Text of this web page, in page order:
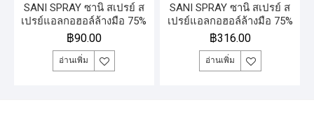
SANI SPRAY ซานิ สเปรย์ ส
เปรย์แอลกอฮอล์ล้างมือ 75%
v/v แกลลอน 1 ลิตร
฿90.00
อ่านเพิ่ม
SANI SPRAY ซานิ สเปรย์ ส
เปรย์แอลกอฮอล์ล้างมือ 75%
v/v แกลลอน 5 ลิตร
฿316.00
อ่านเพิ่ม